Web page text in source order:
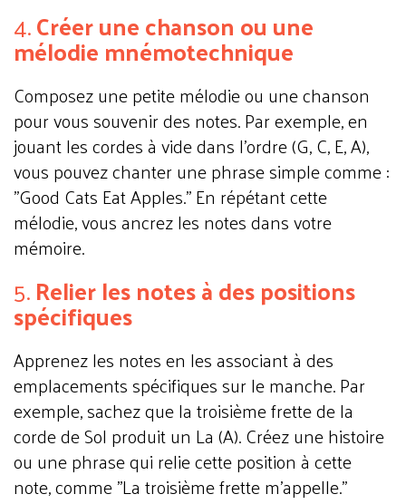
4.Créer une chanson ou une
mélodie mnémotechnique
Composez une petite mélodie ou une chanson
pour vous souvenir des notes. Par exemple, en
jouant les cordes à vide dans l'ordre (G, C, E, A),
vous pouvez chanter une phrase simple comme :
"Good Cats Eat Apples." En répétant cette
mélodie, vous ancrez les notes dans votre
mémoire.
5.Relier les notes à des positions
spécifiques
Apprenez les notes en les associant à des
emplacements spécifiques sur le manche. Par
exemple, sachez que la troisième frette de la
corde de Sol produit un La (A). Créez une histoire
ou une phrase qui relie cette position à cette
note, comme "La troisième frette m'appelle."